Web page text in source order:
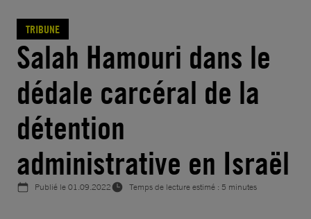
TRIBUNE
Salah Hamouri dans le
dédale carcéral de la
détention
administrative en Israël
Publié le01.09.2022 Temps de lecture estimé : 5 minutes